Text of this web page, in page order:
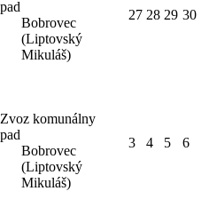
Bobrovec
(Liptovský
Mikuláš)
27 28 29 30
Zvoz komunálny
Bobrovec
(Liptovský
Mikuláš)
3 4 5 6